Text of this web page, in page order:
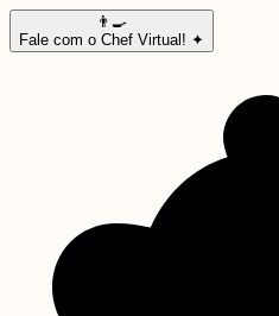
👨‍🍳
Fale com o Chef Virtual! ✦